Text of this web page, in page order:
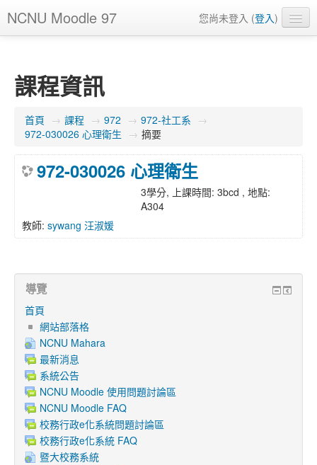
NCNU Moodle 97 您尚未登入 (登入)
課程資訊
首頁 → 課程 → 972 → 972-社工系 →
972-030026 心理衛生 → 摘要
972-030026 心理衛生
3學分, 上課時間: 3bcd , 地點:
A304
教師: sywang 汪淑媛
導覽
首頁
網站部落格
NCNU Mahara
最新消息
系統公告
NCNU Moodle 使用問題討論區
NCNU Moodle FAQ
校務行政e化系統問題討論區
校務行政e化系統 FAQ
暨大校務系統